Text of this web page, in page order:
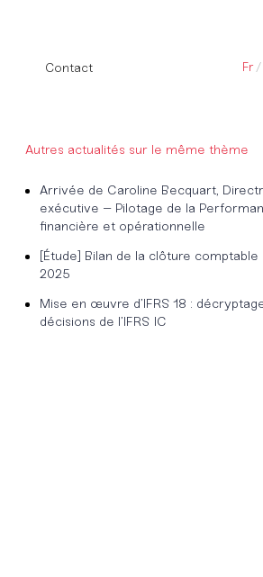
Contact Fr /
Autres actualités sur le même thème
Arrivée de Caroline Becquart,
exécutive – Pilotage de la
financière et opérationnelle
[Étude] Bilan de la clôture comptable
2025
Mise en œuvre d’IFRS 18 :
décisions de l’IFRS IC